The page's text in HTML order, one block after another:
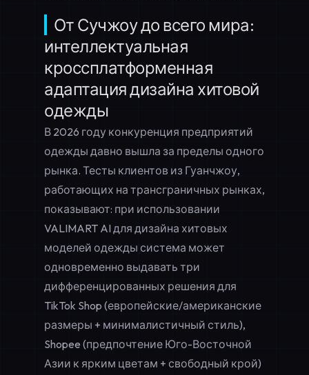
От Сучжоу до всего мира:
интеллектуальная
кроссплатформенная
адаптация дизайна хитовой
одежды
В 2026 году конкуренция предприятий
одежды давно вышла за пределы одного
рынка. Тесты клиентов из Гуанчжоу,
работающих на трансграничных рынках,
показывают: при использовании
VALIMART AI для дизайна хитовых
моделей одежды система может
одновременно выдавать три
дифференцированных решения для
TikTok Shop (европейские/американские
размеры + минималистичный стиль),
Shopee (предпочтение Юго-Восточной
Азии к ярким цветам + свободный крой)